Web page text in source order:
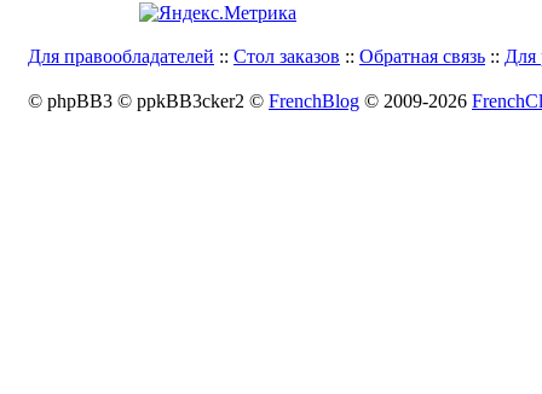
Для правообладателей :: Стол заказов :: Обратная связь :: Для
© phpBB3 © ppkBB3cker2 © FrenchBlog © 2009-2026